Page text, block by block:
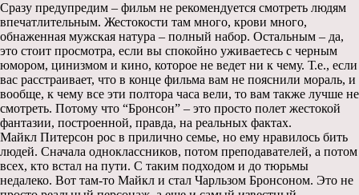
Сразу предупредим – фильм не рекомендуется смотреть людям
впечатлительным. Жестокости там много, крови много,
обнаженная мужская натура – полный набор. Остальным – да,
это стоит просмотра, если вы спокойно уживаетесь с черным
юмором, цинизмом и кино, которое не ведет ни к чему. Т.е., если
вас расстраивает, что в конце фильма вам не пояснили мораль, и
вообще, к чему все эти полтора часа вели, то вам также лучше не
смотреть. Потому что “Бронсон” – это просто полет жестокой
фантазии, построенной, правда, на реальных фактах.
Майкл Питерсон рос в прилично семье, но ему нравилось бить
людей. Сначала одноклассников, потом преподавателей, а потом
всех, кто встал на пути. С таким подходом и до тюрьмы
недалеко. Вот там-то Майкл и стал Чарльзом Бронсоном. Это не